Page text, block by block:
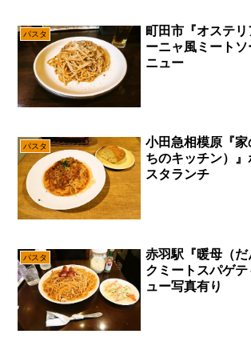
パスタ
町田市『オステリ
ーニャ風ミート
ニュー
パスタ
小田急相模原『家
ちのキッチン）
スタランチ
パスタ
赤羽駅『暖母（
クミートスパゲ
ュー写真有り